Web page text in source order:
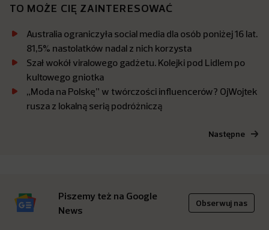
TO MOŻE CIĘ ZAINTERESOWAĆ
Australia ograniczyła social media dla osób poniżej 16 lat.
81,5% nastolatków nadal z nich korzysta
Szał wokół viralowego gadżetu. Kolejki pod Lidlem po
kultowego gniotka
„Moda na Polskę” w twórczości influencerów? OjWojtek
rusza z lokalną serią podróżniczą
Następne
Piszemy też na Google
News
Obserwuj nas